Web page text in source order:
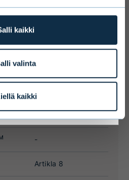
kaikki
valinta
kaikki
the website are
for any national
& ENTER